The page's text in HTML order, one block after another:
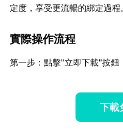
定度，享受更流暢的綁定過程
實際操作流程
第一步：點擊"立即下載"按鈕
下載